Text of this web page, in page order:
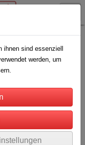
und Sicherheitsprodukte
ihnen sind essenziell
werden, um